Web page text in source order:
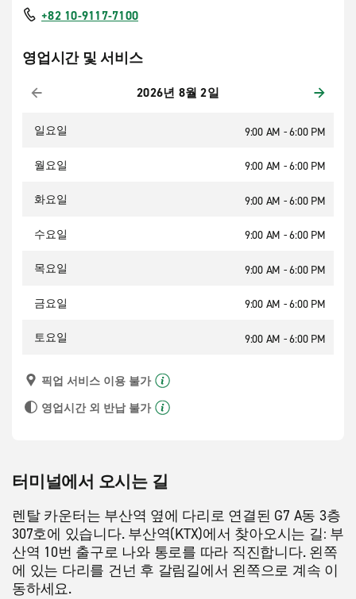
+82 10-9117-7100
영업시간 및 서비스
2026년 8월 2일
일요일 9:00 AM - 6:00 PM
월요일 9:00 AM - 6:00 PM
화요일 9:00 AM - 6:00 PM
수요일 9:00 AM - 6:00 PM
목요일 9:00 AM - 6:00 PM
금요일 9:00 AM - 6:00 PM
토요일 9:00 AM - 6:00 PM
픽업 서비스 이용 불가
영업시간 외 반납 불가
터미널에서 오시는 길
렌탈 카운터는 부산역 옆에 다리로 연결된 G7 A동 3층
307호에 있습니다. 부산역(KTX)에서 찾아오시는 길: 부
산역 10번 출구로 나와 통로를 따라 직진합니다. 왼쪽
에 있는 다리를 건넌 후 갈림길에서 왼쪽으로 계속 이
동하세요.